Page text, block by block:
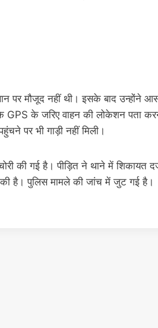
पर मौजूद नहीं थी। इसके बाद उन्होंने
GPS के जरिए वाहन की लोकेशन पता
पर भी गाड़ी नहीं मिली।
की गई है। पीड़ित ने थाने में शिकायत
है। पुलिस मामले की जांच में जुट गई है।